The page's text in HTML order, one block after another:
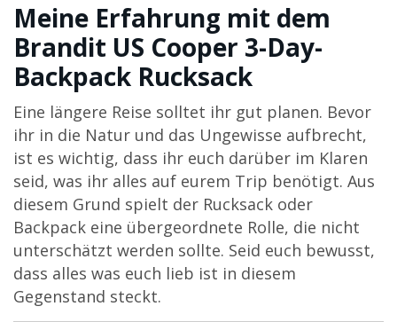
Meine Erfahrung mit dem
Brandit US Cooper 3-Day-
Backpack Rucksack
Eine längere Reise solltet ihr gut planen. Bevor
ihr in die Natur und das Ungewisse aufbrecht,
ist es wichtig, dass ihr euch darüber im Klaren
seid, was ihr alles auf eurem Trip benötigt. Aus
diesem Grund spielt der Rucksack oder
Backpack eine übergeordnete Rolle, die nicht
unterschätzt werden sollte. Seid euch bewusst,
dass alles was euch lieb ist in diesem
Gegenstand steckt.